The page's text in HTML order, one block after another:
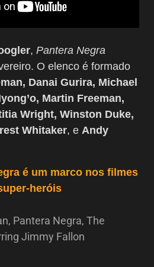
, Pantera Negra
O elenco é formado
Danai Gurira, Michael
Martin Freeman,
Wright, Winston Duke,
Whitaker, e Andy
é um marco nos filmes
heróis
, Pantera Negra, The
Jimmy Fallon